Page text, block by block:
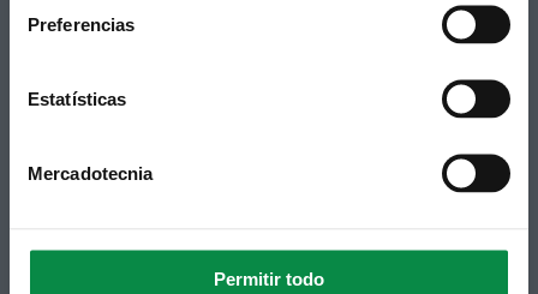
Preferencias
Estatísticas
Mercadotecnia
Permitir todo
Suscripción boletines
suscripción al boletín de novedades.